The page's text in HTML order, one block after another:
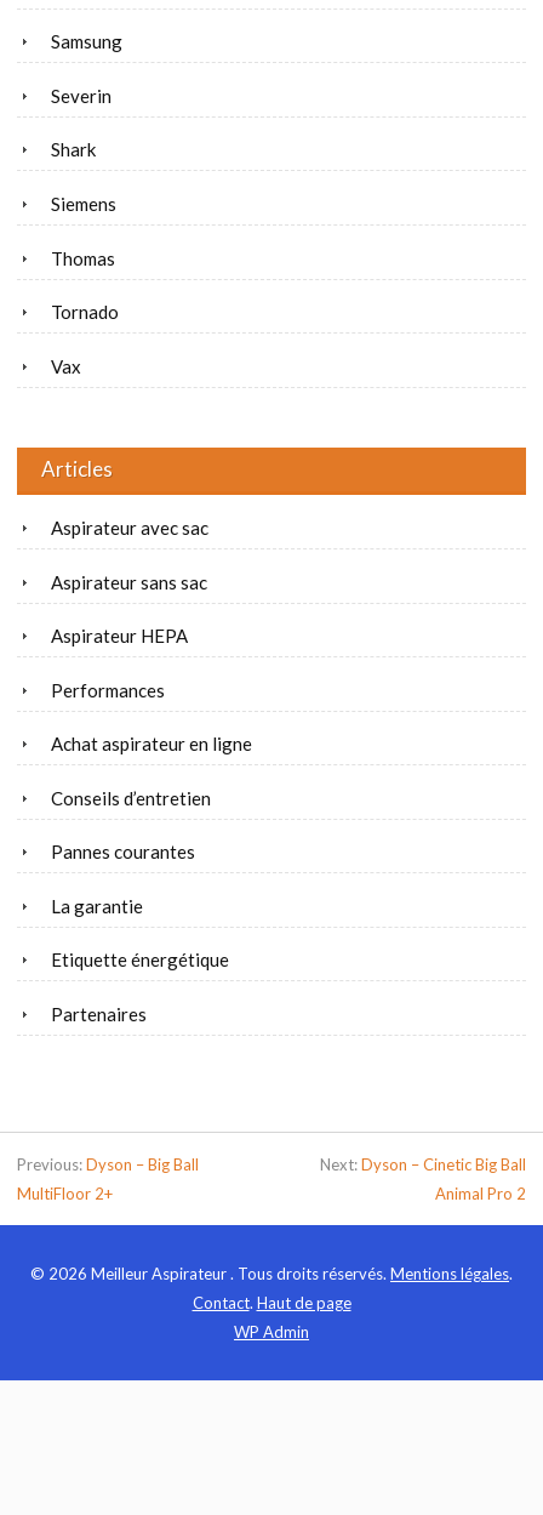
Samsung
Severin
Shark
Siemens
Thomas
Tornado
Vax
Articles
Aspirateur avec sac
Aspirateur sans sac
Aspirateur HEPA
Performances
Achat aspirateur en ligne
Conseils d’entretien
Pannes courantes
La garantie
Etiquette énergétique
Partenaires
Previous:Dyson – Big Ball
MultiFloor 2+
Next:Dyson – Cinetic Big Ball
Animal Pro 2
© 2026 Meilleur Aspirateur . Tous droits réservés. Mentions légales.
Contact. Haut de page
WP Admin